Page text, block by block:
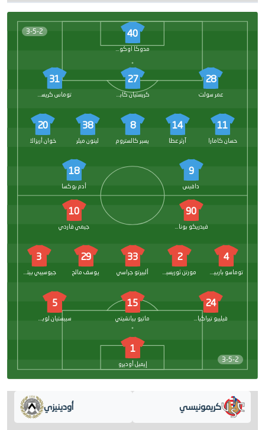
3-5-2 40
مدوكا اوكوي
28
عمر سولت
27
كريستيان كاباسيلي
31
توماس كريستنسن
11
حسان كامارا
14
آرثر عطا
8
يسبر كالستروم
38
لينون ميلر
20
خوان أريزالا
9
دافيس
18
أدم بوكسا
3-5-2
90
فيدريكو بونازولي
10
جيمي فاردي
4
توماسو باربييري
2
مورتن ثوريسبي
33
ألبيرتو جراسي
29
يوسف مالح
3
جيوسيبي بيتزيلا
24
فيليبو تيراكيانو
15
ماتيو بيانشيتي
5
سبيستيان لوبيرتو
1
إيميل أوديرو
أودينيزي كريمونيسي